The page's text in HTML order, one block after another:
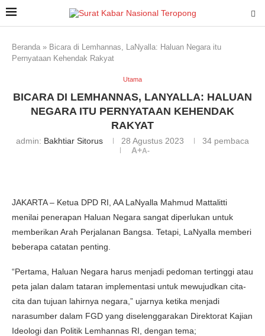
Beranda » Bicara di Lemhannas, LaNyalla: Haluan Negara itu
Pernyataan Kehendak Rakyat
Utama
BICARA DI LEMHANNAS, LANYALLA: HALUAN
NEGARA ITU PERNYATAAN KEHENDAK
RAKYAT
admin: Bakhtiar Sitorus 28 Agustus 2023 34 pembaca
A+A-
JAKARTA – Ketua DPD RI, AA LaNyalla Mahmud Mattalitti
menilai penerapan Haluan Negara sangat diperlukan untuk
memberikan Arah Perjalanan Bangsa. Tetapi, LaNyalla memberi
beberapa catatan penting.
“Pertama, Haluan Negara harus menjadi pedoman tertinggi atau
peta jalan dalam tataran implementasi untuk mewujudkan cita-
cita dan tujuan lahirnya negara,” ujarnya ketika menjadi
narasumber dalam FGD yang diselenggarakan Direktorat Kajian
Ideologi dan Politik Lemhannas RI, dengan tema;